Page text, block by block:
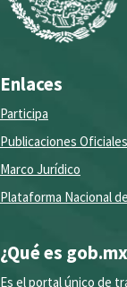
Enlaces
Participa
Publicaciones Oficiales
Marco Jurídico
Plataforma Nacional
¿Qué es
Es el portal único de